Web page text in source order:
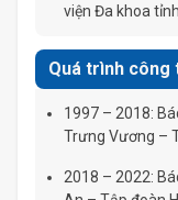
viện Đa khoa
Quá trình công
1997 – 2018:
Trưng Vương –
2018 – 2022: